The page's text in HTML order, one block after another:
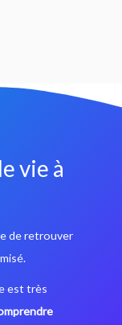
vie à
de retrouver
est très